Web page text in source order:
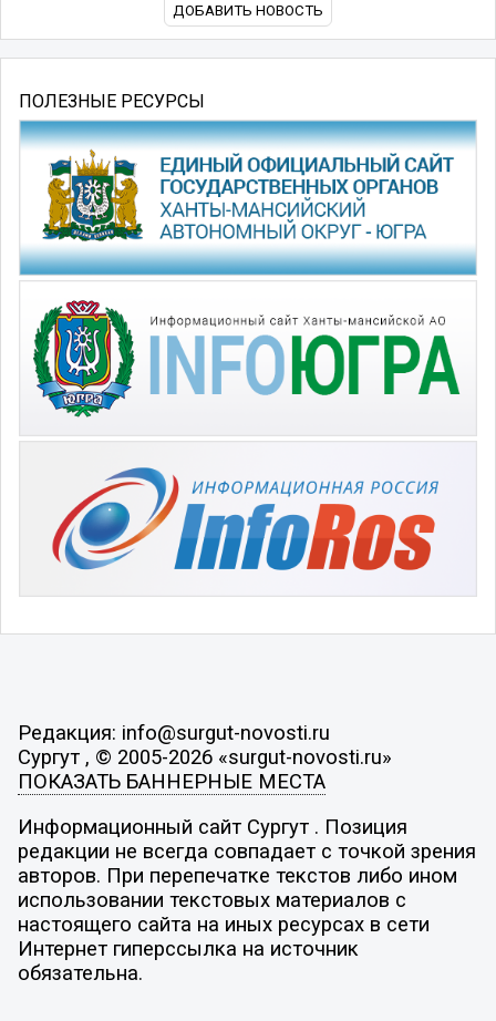
ДОБАВИТЬ НОВОСТЬ
ПОЛЕЗНЫЕ РЕСУРСЫ
Редакция: info@surgut-novosti.ru
Сургут , © 2005-2026 «surgut-novosti.ru»
ПОКАЗАТЬ БАННЕРНЫЕ МЕСТА
Информационный сайт Сургут . Позиция
редакции не всегда совпадает с точкой зрения
авторов. При перепечатке текстов либо ином
использовании текстовых материалов с
настоящего сайта на иных ресурсах в сети
Интернет гиперссылка на источник
обязательна.